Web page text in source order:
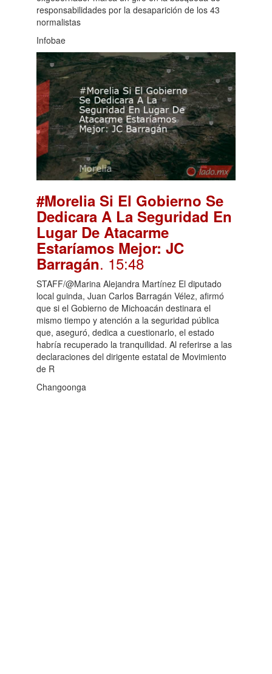
responsabilidades por la desaparición de los 43
normalistas
Infobae
#Morelia Si El Gobierno Se
Dedicara A La Seguridad En
Lugar De Atacarme
Estaríamos Mejor: JC
Barragán. 15:48
STAFF/@Marina Alejandra Martínez El diputado
local guinda, Juan Carlos Barragán Vélez, afirmó
que si el Gobierno de Michoacán destinara el
mismo tiempo y atención a la seguridad pública
que, aseguró, dedica a cuestionarlo, el estado
habría recuperado la tranquilidad. Al referirse a las
declaraciones del dirigente estatal de Movimiento
de R
Changoonga